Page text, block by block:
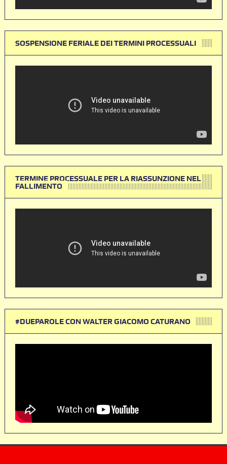
SOSPENSIONE FERIALE DEI TERMINI PROCESSUALI
TERMINE PROCESSUALE PER LA RIASSUNZIONE NEL
FALLIMENTO
#DUEPAROLE CON WALTER GIACOMO CATURANO